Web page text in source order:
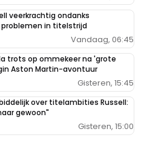
veerkrachtig ondanks
in titelstrijd
Vandaag, 06:45
trots op ommekeer na 'grote
Aston Martin-avontuur
Gisteren, 15:45
over titelambities Russell:
gewoon"
Gisteren, 15:00